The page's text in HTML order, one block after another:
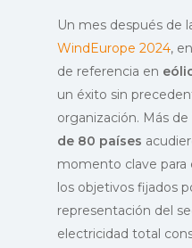
Un mes después de
WindEurope 2024,
de referencia en
un éxito sin
organización. Más de
de 80 países
momento clave para
los objetivos fijados
representación del
electricidad total